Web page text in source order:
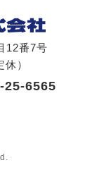
12番7号
）
25-6565